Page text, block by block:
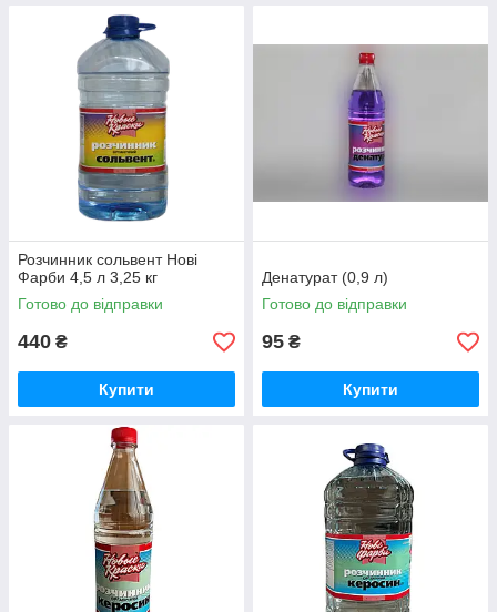
Розчинник сольвент Нові
Фарби 4,5 л 3,25 кг
Готово до відправки
440 ₴
Купити
Денатурат (0,9 л)
Готово до відправки
95 ₴
Купити